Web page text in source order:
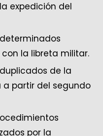
expedición del
la libreta militar.
de la
partir del segundo
por la